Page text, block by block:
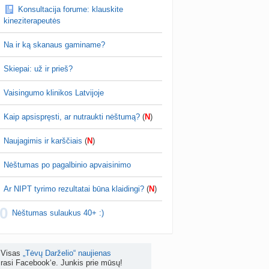
brendimas (3)
prieš 4 d.
testuotojos! (bendra tema)
Karlitele prieš 4 d.
drabuziai (2)
ribos (11)
danguolyte prieš 4 d.
ar nutraukti nėštumą? (+22)
Liudeselis prieš 5 d.
Dyson Airwrap plaukų formavimo prietaisas (atsiliepimai)
Konsultacija forume: klauskite
kineziterapeutės
Na ir ką skanaus gaminame?
Skiepai: už ir prieš?
Vaisingumo klinikos Latvijoje
Kaip apsispręsti, ar nutraukti nėštumą? (N)
Naujagimis ir karščiais (N)
Nėštumas po pagalbinio apvaisinimo
Ar NIPT tyrimo rezultatai būna klaidingi? (N)
Nėštumas sulaukus 40+ :)
Visas „Tėvų Darželio“ naujienas
rasi Facebook‘e. Junkis prie mūsų!